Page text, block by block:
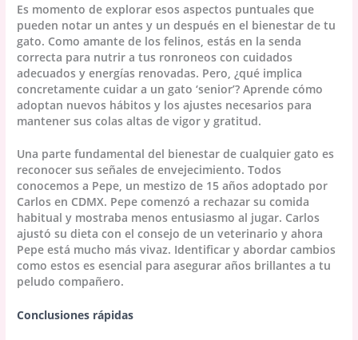
Es momento de explorar esos aspectos puntuales que
pueden notar un antes y un después en el bienestar de tu
gato. Como amante de los felinos, estás en la senda
correcta para nutrir a tus ronroneos con cuidados
adecuados y energías renovadas. Pero, ¿qué implica
concretamente cuidar a un gato ‘senior’? Aprende cómo
adoptan nuevos hábitos y los ajustes necesarios para
mantener sus colas altas de vigor y gratitud.
Una parte fundamental del bienestar de cualquier gato es
reconocer sus señales de envejecimiento. Todos
conocemos a Pepe, un mestizo de 15 años adoptado por
Carlos en CDMX. Pepe comenzó a rechazar su comida
habitual y mostraba menos entusiasmo al jugar. Carlos
ajustó su dieta con el consejo de un veterinario y ahora
Pepe está mucho más vivaz. Identificar y abordar cambios
como estos es esencial para asegurar años brillantes a tu
peludo compañero.
Conclusiones rápidas